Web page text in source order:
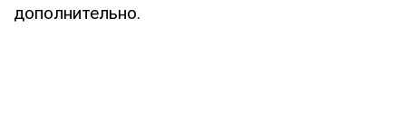
дополнительно.